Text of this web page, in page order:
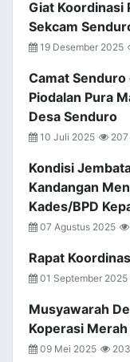
Giat Koordinasi
Sekcam
19 Desember 2025
Camat
Piodalan Pura
Desa Senduro
10 Juli 2025
Kondisi
Kandangan
Kades/BPD
07 Agustus 2025
Rapat
01 September 2025
Musyawarah
Koperasi
09 Mei 2025